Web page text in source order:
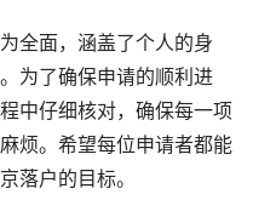
全面，涵盖了个人的身
为了确保申请的顺利进
中仔细核对，确保每一项
烦。希望每位申请者都能
落户的目标。